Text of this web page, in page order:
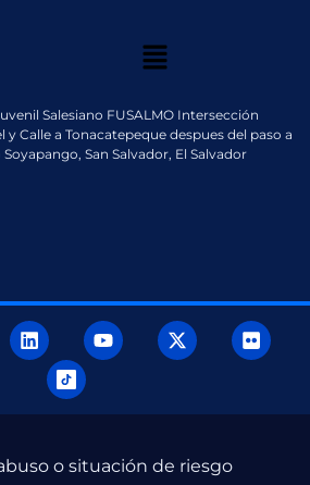
Salesiano FUSALMO Intersección
y Calle a Tonacatepeque despues del paso a
San Salvador, El Salvador
o situación de riesgo